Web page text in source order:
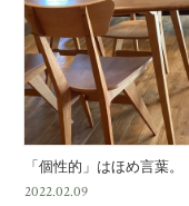
「個性的」はほめ言葉。
2022.02.09